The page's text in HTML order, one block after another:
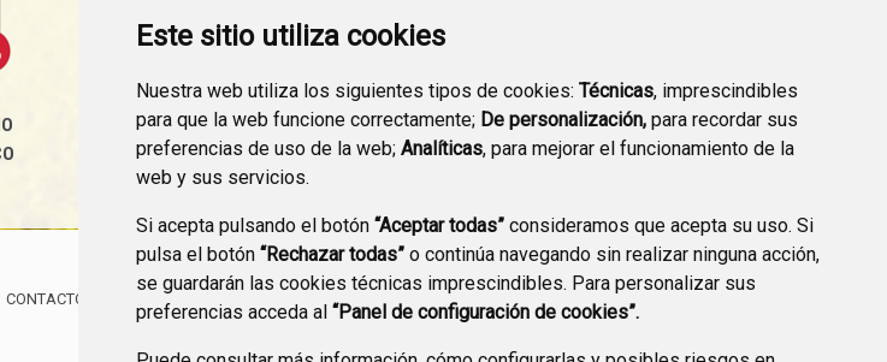
Este sitio utiliza cookies
Nuestra web utiliza los siguientes tipos de cookies: Técnicas, imprescindibles
para que la web funcione correctamente; De personalización, para recordar sus
preferencias de uso de la web; Analíticas, para mejorar el funcionamiento de la
web y sus servicios.
Si acepta pulsando el botón “Aceptar todas” consideramos que acepta su uso. Si
pulsa el botón “Rechazar todas” o continúa navegando sin realizar ninguna acción,
se guardarán las cookies técnicas imprescindibles. Para personalizar sus
preferencias acceda al “Panel de configuración de cookies”.
PERFIL DEL
CONTRATANTE
TRANSPARENCIA FARMACIAS DE GUARDIA
CONTACTO MAPA WEB PROTECCIÓN DE DATOS POLÍTICA DE COOKIES